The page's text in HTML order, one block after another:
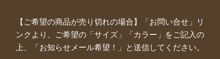
【ご希望の商品が売り切れの場合】「お問い合せ」リ
ンクより、ご希望の「サイズ」「カラー」をご記入の
上、「お知らせメール希望！」と送信してください。